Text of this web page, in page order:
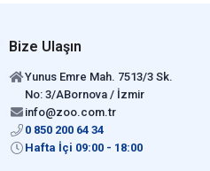
Bize Ulaşın
Yunus Emre Mah. 7513/3 Sk.
No: 3/ABornova / İzmir
info@zoo.com.tr
0 850 200 64 34
Hafta İçi 09:00 - 18:00